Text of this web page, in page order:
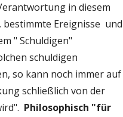
in diesem
bestimmte Ereignisse und
" Schuldigen"
schuldigen
so kann noch immer auf
schließlich von der
Philosophisch "für